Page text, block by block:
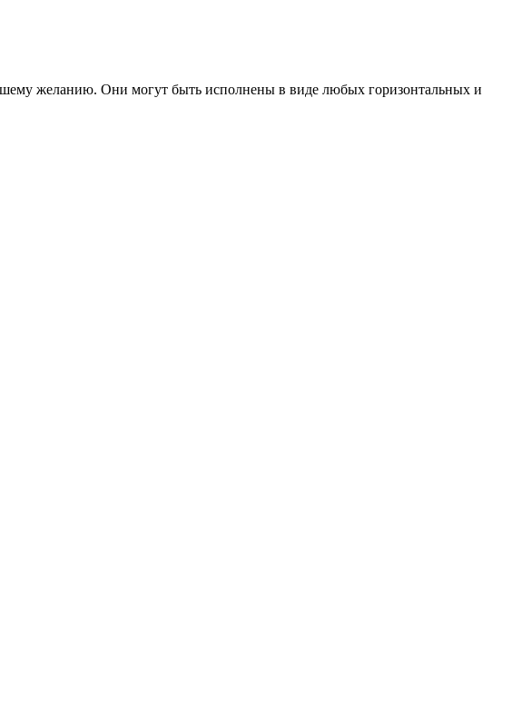
желанию. Они могут быть исполнены в виде любых горизонтальных и